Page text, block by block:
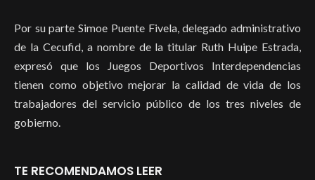
Por su parte Simoe Puente Fivela, delegado administrativo
de la Cecufid, a nombre de la titular Ruth Huipe Estrada,
expresó que los Juegos Deportivos Interdependencias
tienen como objetivo mejorar la calidad de vida de los
trabajadores del servicio público de los tres niveles de
gobierno.
TE RECOMENDAMOS LEER